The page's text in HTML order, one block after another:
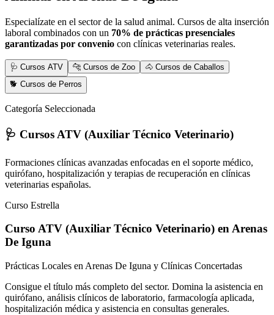
Especialízate en el sector de la salud animal. Cursos de alta inserción
laboral combinados con un 70% de prácticas presenciales
garantizadas por convenio con clínicas veterinarias reales.
🩺 Cursos ATV 🐆 Cursos de Zoo
🐴 Cursos de Caballos
🐕 Cursos de Perros
Categoría Seleccionada
🩺 Cursos ATV (Auxiliar Técnico Veterinario)
Formaciones clínicas avanzadas enfocadas en el soporte médico,
quirófano, hospitalización y terapias de recuperación en clínicas
veterinarias españolas.
Curso Estrella
Curso ATV (Auxiliar Técnico Veterinario) en Arenas
De Iguna
Prácticas Locales en Arenas De Iguna y Clínicas Concertadas
Consigue el título más completo del sector. Domina la asistencia en
quirófano, análisis clínicos de laboratorio, farmacología aplicada,
hospitalización médica y asistencia en consultas generales.